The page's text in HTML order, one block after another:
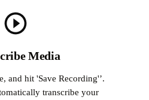
Media
and hit 'Save Recording'’.
transcribe your